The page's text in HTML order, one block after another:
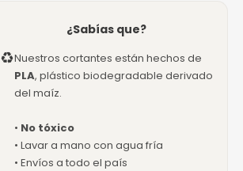
¿Sabías que?
♻Nuestros cortantes están hechos de
PLA, plástico biodegradable derivado
del maíz.
• No tóxico
• Lavar a mano con agua fría
• Envíos a todo el país